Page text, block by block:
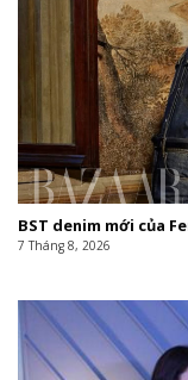
BST denim mới của
7 Tháng 8, 2026